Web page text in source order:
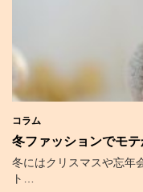
コラム
冬ファッションでモ
冬にはクリスマスや忘年
ト…